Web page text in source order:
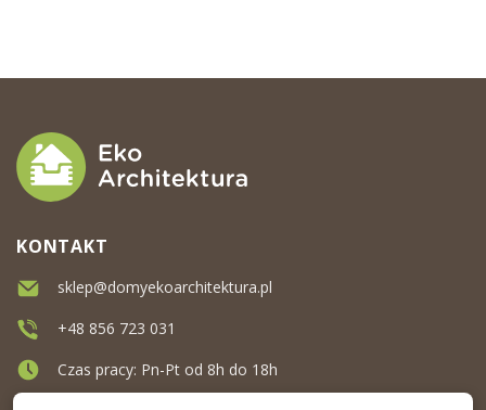
KONTAKT
sklep@domyekoarchitektura.pl
+48 856 723 031
Czas pracy: Pn-Pt od 8h do 18h